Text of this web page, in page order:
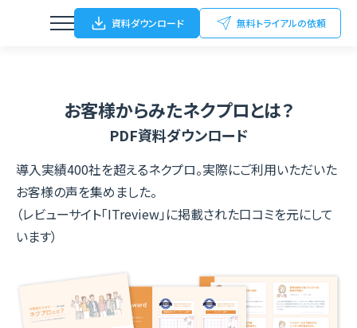
ウェビナー
オンライン/ハイブリットイベント
オフラインイベント
FC加盟店開拓
資料ダウンロード 無料トライアルの依頼
お客様からみたネクプロとは？
PDF資料ダウンロード
導入実績400社を超えるネクプロ。実際にご利用いただいた
お客様の声を集めました。
（レビューサイト「ITreview」に掲載された口コミを元にして
います）